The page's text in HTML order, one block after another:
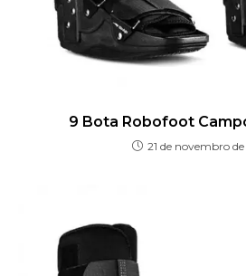
9 Bota Robofoot
21 de novembro